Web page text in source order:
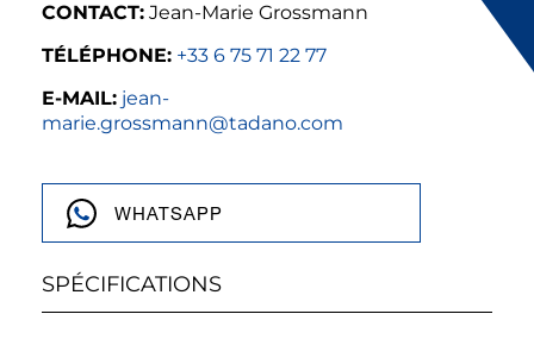
CONTACT: Jean-Marie Grossmann
TÉLÉPHONE: +33 6 75 71 22 77
E-MAIL: jean-
marie.grossmann@tadano.com
WHATSAPP
SPÉCIFICATIONS